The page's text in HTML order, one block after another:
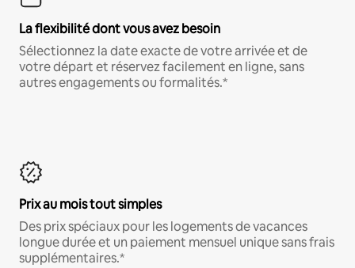
La flexibilité dont vous avez besoin
Sélectionnez la date exacte de votre arrivée et de
votre départ et réservez facilement en ligne, sans
autres engagements ou formalités.*
Prix au mois tout simples
Des prix spéciaux pour les logements de vacances
longue durée et un paiement mensuel unique sans frais
supplémentaires.*